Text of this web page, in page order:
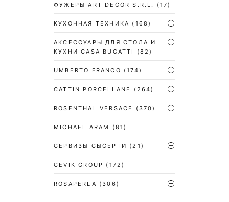
ФУЖЕРЫ ART DECOR S.R.L. (17)
КУХОННАЯ ТЕХНИКА (168)
АКСЕССУАРЫ ДЛЯ СТОЛА И
КУХНИ CASA BUGATTI
(82)
UMBERTO FRANCO (174)
CATTIN PORCELLANE (264)
ROSENTHAL VERSACE (370)
MICHAEL ARAM (81)
СЕРВИЗЫ СЫСЕРТИ (21)
CEVIK GROUP (172)
ROSAPERLA (306)